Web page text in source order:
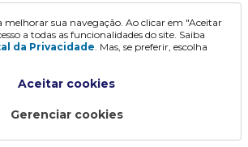
Continuar
melhorar sua navegação. Ao clicar em "Aceitar
a todas as funcionalidades do site. Saiba
da Privacidade. Mas, se preferir, escolha
Aceitar cookies
Gerenciar cookies